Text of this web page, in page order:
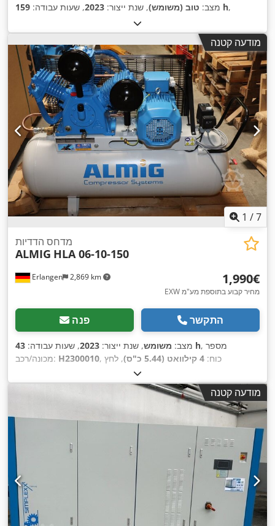
מצב: טוב (משומש), שנת ייצור: 2023, שעות עבודה: 159 h,
מודעה קטנה
1 /7
Erlangen 2,869 km
מדחס הדדיות
ALMIG HLA 06-10-150
‏1,990 ‏€
EXW מחיר קבוע בתוספת מע"מ
פנה התקשר
מצב: משומש, שנת ייצור: 2023, שעות עבודה: 43 h, מספר
מכונה/רכב: H2300010 , כוח: 4 קילוואט (5.44 כ"ס)
, לחץ
מודעה קטנה